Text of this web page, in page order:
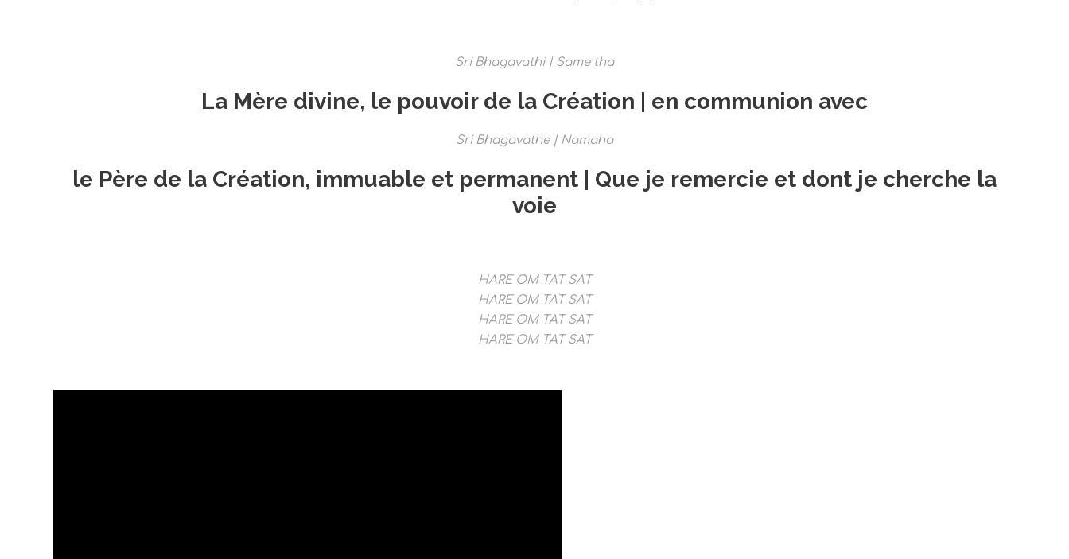
Sri Bhagavathi | Same tha
La Mère divine, le pouvoir de la Création | en communion avec
Sri Bhagavathe | Namaha
le Père de la Création, immuable et permanent | Que je remercie et dont je cherche la
voie
HARE OM TAT SAT
HARE OM TAT SAT
HARE OM TAT SAT
HARE OM TAT SAT